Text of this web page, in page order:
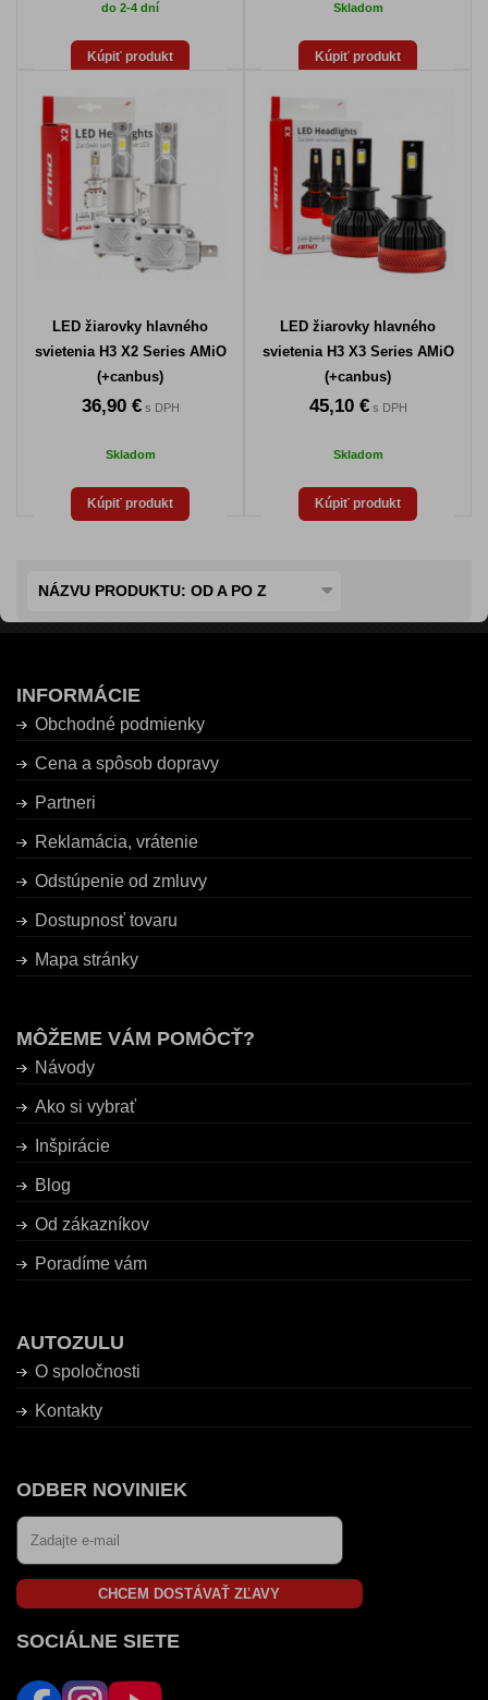
do 2-4 dní
Kúpiť produkt
Skladom
Kúpiť produkt
LED žiarovky hlavného
svietenia H3 X2 Series AMiO
(+canbus)
36,90 €s DPH
Skladom
Kúpiť produkt
LED žiarovky hlavného
svietenia H3 X3 Series AMiO
(+canbus)
45,10 €s DPH
Skladom
Kúpiť produkt
NÁZVU PRODUKTU: OD A PO Z
INFORMÁCIE
Obchodné podmienky
Cena a spôsob dopravy
Partneri
Reklamácia, vrátenie
Odstúpenie od zmluvy
Dostupnosť tovaru
Mapa stránky
MÔŽEME VÁM POMÔCŤ?
Návody
Ako si vybrať
Inšpirácie
Blog
Od zákazníkov
Poradíme vám
AUTOZULU
O spoločnosti
Kontakty
ODBER NOVINIEK
CHCEM DOSTÁVAŤ ZĽAVY
SOCIÁLNE SIETE